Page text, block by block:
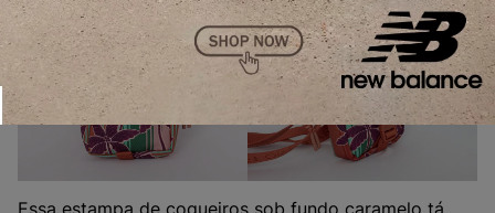
Essa estampa de coqueiros sob fundo caramelo tá